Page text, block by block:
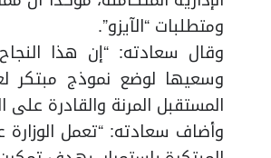
ومتطلبات “الآيزو”.
وقال سعادته: “إن هذا
وسعيها لوضع نموذج مبتكر
المستقبل المرنة والقادرة
وأضاف سعادته: “تعمل